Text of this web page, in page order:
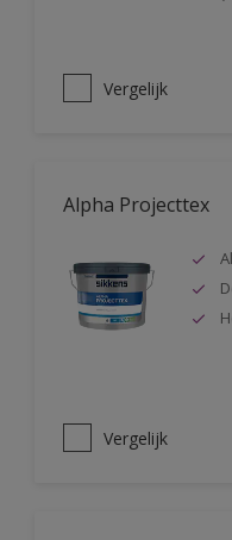
Vergelijk
Alpha Projecttex
Vergelijk